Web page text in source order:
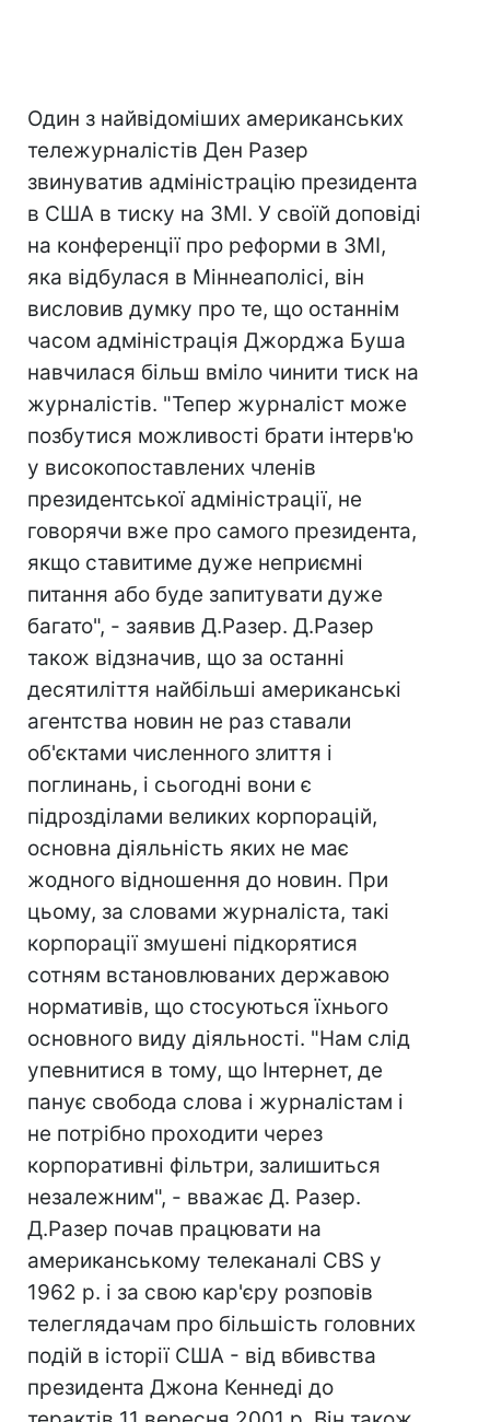
Один з найвідоміших американських
тележурналістів Ден Разер
звинуватив адміністрацію президента
в США в тиску на ЗМІ. У своїй доповіді
на конференції про реформи в ЗМІ,
яка відбулася в Міннеаполісі, він
висловив думку про те, що останнім
часом адміністрація Джорджа Буша
навчилася більш вміло чинити тиск на
журналістів. "Тепер журналіст може
позбутися можливості брати інтерв'ю
у високопоставлених членів
президентської адміністрації, не
говорячи вже про самого президента,
якщо ставитиме дуже неприємні
питання або буде запитувати дуже
багато", - заявив Д.Разер. Д.Разер
також відзначив, що за останні
десятиліття найбільші американські
агентства новин не раз ставали
об'єктами численного злиття і
поглинань, і сьогодні вони є
підрозділами великих корпорацій,
основна діяльність яких не має
жодного відношення до новин. При
цьому, за словами журналіста, такі
корпорації змушені підкорятися
сотням встановлюваних державою
нормативів, що стосуються їхнього
основного виду діяльності. "Нам слід
упевнитися в тому, що Інтернет, де
панує свобода слова і журналістам і
не потрібно проходити через
корпоративні фільтри, залишиться
незалежним", - вважає Д. Разер.
Д.Разер почав працювати на
американському телеканалі CBS у
1962 р. і за свою кар'єру розповів
телеглядачам про більшість головних
подій в історії США - від вбивства
президента Джона Кеннеді до